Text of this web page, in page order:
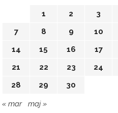
1 2 3
7
8 9 10
14
15 16 17
21
22 23 24
28
29 30
« mar maj »